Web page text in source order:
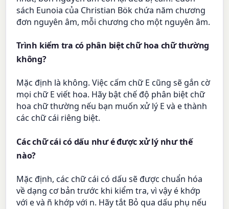
sách Eunoia của Christian Bök chứa năm chương
đơn nguyên âm, mỗi chương cho một nguyên âm.
Trình kiểm tra có phân biệt chữ hoa chữ thường
không?
Mặc định là không. Việc cấm chữ E cũng sẽ gắn cờ
mọi chữ E viết hoa. Hãy bật chế độ phân biệt chữ
hoa chữ thường nếu bạn muốn xử lý E và e thành
các chữ cái riêng biệt.
Các chữ cái có dấu như é được xử lý như thế
nào?
Mặc định, các chữ cái có dấu sẽ được chuẩn hóa
về dạng cơ bản trước khi kiểm tra, vì vậy é khớp
với e và ñ khớp với n. Hãy tắt Bỏ qua dấu phụ nếu